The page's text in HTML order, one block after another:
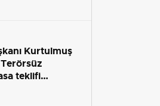
Kurtulmuş
teklifi